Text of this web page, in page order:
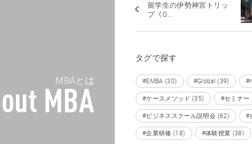
MBAとは
MBA
留学生の伊勢神宮トリッ
プ《G...
タグで探す
#EMBA (30) #Global (39)
#ケースメソッド (35) #セミナー
#ビジネススクール説明会 (62) #
#企業研修 (18) #体験授業 (38)